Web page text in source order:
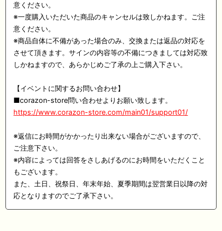
意ください。
※一度購入いただいた商品のキャンセルは致しかねます。ご注
意ください。
※商品自体に不備があった場合のみ、交換または返品の対応を
させて頂きます。サインの内容等の不備につきましては対応致
しかねますので、あらかじめご了承の上ご購入下さい。
【イベントに関するお問い合わせ】
■corazon-store問い合わせよりお願い致します。
https://www.corazon-store.com/main01/support01/
※返信にお時間がかかったり出来ない場合がございますので、
ご注意下さい。
※内容によっては回答をさしあげるのにお時間をいただくこと
もございます。
また、土日、祝祭日、年末年始、夏季期間は翌営業日以降の対
応となりますのでご了承下さい。